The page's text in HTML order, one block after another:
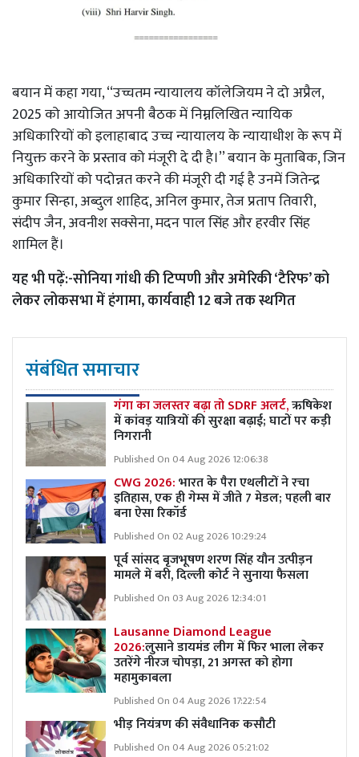
बयान में कहा गया, ‘‘उच्चतम न्यायालय कॉलेजियम ने दो अप्रैल,
2025 को आयोजित अपनी बैठक में निम्नलिखित न्यायिक
अधिकारियों को इलाहाबाद उच्च न्यायालय के न्यायाधीश के रूप में
नियुक्त करने के प्रस्ताव को मंजूरी दे दी है।’’ बयान के मुताबिक, जिन
अधिकारियों को पदोन्नत करने की मंजूरी दी गई है उनमें जितेन्द्र
कुमार सिन्हा, अब्दुल शाहिद, अनिल कुमार, तेज प्रताप तिवारी,
संदीप जैन, अवनीश सक्सेना, मदन पाल सिंह और हरवीर सिंह
शामिल हैं।
यह भी पढ़ें:-सोनिया गांधी की टिप्पणी और अमेरिकी ‘टैरिफ’ को
लेकर लोकसभा में हंगामा, कार्यवाही 12 बजे तक स्थगित
संबंधित समाचार
गंगा का जलस्तर बढ़ा तो SDRF अलर्ट,ऋषिकेश
में कांवड़ यात्रियों की सुरक्षा बढ़ाई; घाटों पर कड़ी
निगरानी
Published On 04 Aug 2026 12:06:38
CWG 2026:भारत के पैरा एथलीटों ने रचा
इतिहास, एक ही गेम्स में जीते 7 मेडल; पहली बार
बना ऐसा रिकॉर्ड
Published On 02 Aug 2026 10:29:24
पूर्व सांसद बृजभूषण शरण सिंह यौन उत्पीड़न
मामले में बरी, दिल्ली कोर्ट ने सुनाया फैसला
Published On 03 Aug 2026 12:34:01
Lausanne Diamond League
2026:लुसाने डायमंड लीग में फिर भाला लेकर
उतरेंगे नीरज चोपड़ा, 21 अगस्त को होगा
महामुकाबला
Published On 04 Aug 2026 17:22:54
भीड़ नियंत्रण की संवैधानिक कसौटी
Published On 04 Aug 2026 05:21:02